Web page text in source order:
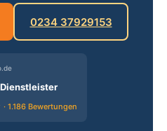
0234 37929153
Dienstleister
1.186 Bewertungen